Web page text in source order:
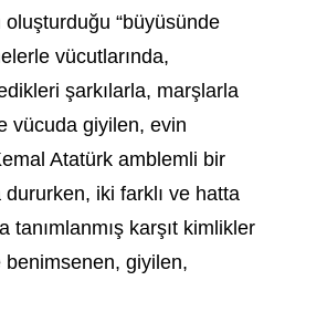
“büyüsünde
vücutlarında,
şarkılarla, marşlarla
vücuda giyilen, evin
Atatürk amblemli bir
dururken, iki farklı ve hatta
tanımlanmış karşıt kimlikler
benimsenen, giyilen,